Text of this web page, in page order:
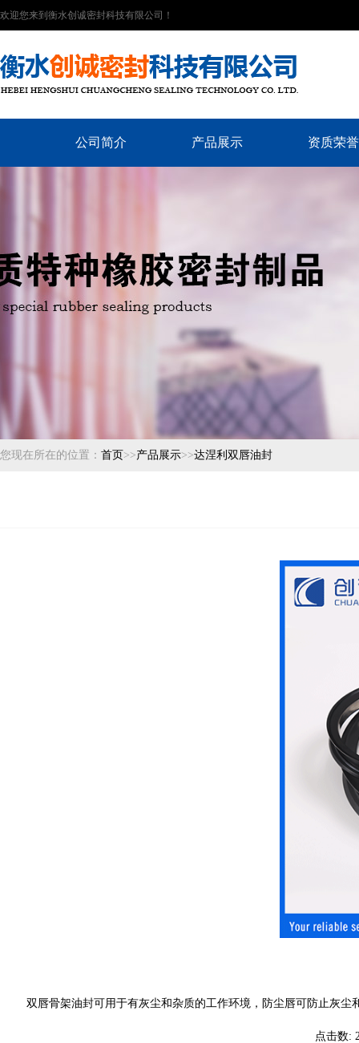
欢迎您来到衡水创诚密封科技有限公司！
公司简介 产品展示 资质荣誉
您现在所在的位置： 首页>>产品展示>>达涅利双唇油封
双唇骨架油封可用于有灰尘和杂质的工作环境，防尘唇可防止灰
点击数: